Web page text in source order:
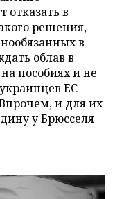
в
решения,
в
облав в
пособиях и не
ЕС
и для их
у Брюсселя